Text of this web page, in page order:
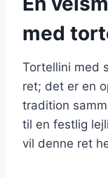
med
Tortellini med
ret; det er en
tradition
til en festlig
vil denne ret